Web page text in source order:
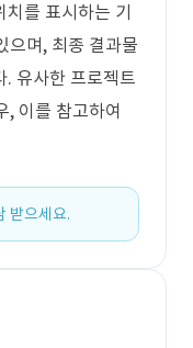
를 표시하는 기
으며, 최종 결과물
. 유사한 프로젝트
, 이를 참고하여
받으세요.